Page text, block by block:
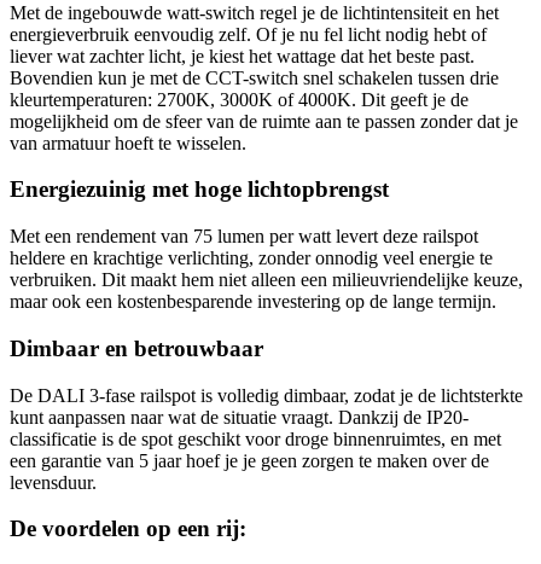
Met de ingebouwde watt-switch regel je de lichtintensiteit en het
energieverbruik eenvoudig zelf. Of je nu fel licht nodig hebt of
liever wat zachter licht, je kiest het wattage dat het beste past.
Bovendien kun je met de CCT-switch snel schakelen tussen drie
kleurtemperaturen: 2700K, 3000K of 4000K. Dit geeft je de
mogelijkheid om de sfeer van de ruimte aan te passen zonder dat je
van armatuur hoeft te wisselen.
Energiezuinig met hoge lichtopbrengst
Met een rendement van 75 lumen per watt levert deze railspot
heldere en krachtige verlichting, zonder onnodig veel energie te
verbruiken. Dit maakt hem niet alleen een milieuvriendelijke keuze,
maar ook een kostenbesparende investering op de lange termijn.
Dimbaar en betrouwbaar
De DALI 3-fase railspot is volledig dimbaar, zodat je de lichtsterkte
kunt aanpassen naar wat de situatie vraagt. Dankzij de IP20-
classificatie is de spot geschikt voor droge binnenruimtes, en met
een garantie van 5 jaar hoef je je geen zorgen te maken over de
levensduur.
De voordelen op een rij: